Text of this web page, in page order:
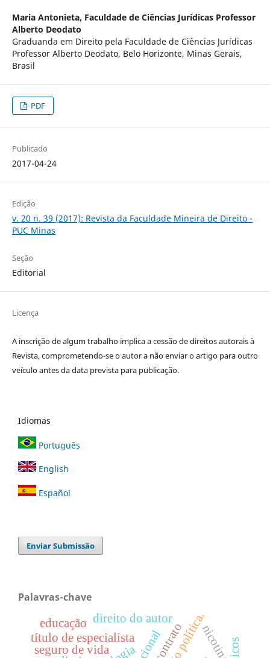
Maria Antonieta, Faculdade de Ciências Jurídicas Professor
Alberto Deodato
Graduanda em Direito pela Faculdade de Ciências Jurídicas
Professor Alberto Deodato, Belo Horizonte, Minas Gerais,
Brasil
PDF
Publicado
2017-04-24
Edição
v. 20 n. 39 (2017): Revista da Faculdade Mineira de Direito -
PUC Minas
Seção
Editorial
Licença
A inscrição de algum trabalho implica a cessão de direitos autorais à
Revista, comprometendo-se o autor a não enviar o artigo para outro
veículo antes da data prevista para publicação.
Idiomas
Português
English
Español
Enviar Submissão
Palavras-chave
nicotina
título de especialista
seguro de vida contrato
direito do autor
educação